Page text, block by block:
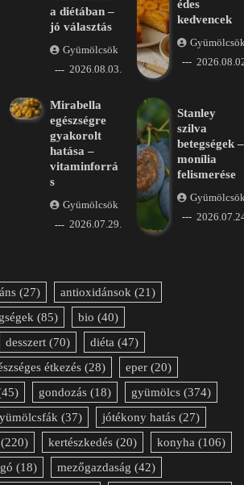
a diétában –
jó választás
Gyümölcsök
2026.08.03.
édes
kedvencek
Mirabella
egészségre
gyakorolt
hatása –
vitaminforrá
s
Gyümölcsök
2026.07.29.
Stanley
szilva
betegségek –
monília
felismerése
(27) antioxidánsok (21)
(85) bio (40)
desszert (70) diéta (47)
étkezés (28) eper (20)
gondozás (18) gyümölcs (374)
(37) jótékony hatás (27)
(220) kertészkedés (20) konyha (106)
(18) mezőgazdaság (42)